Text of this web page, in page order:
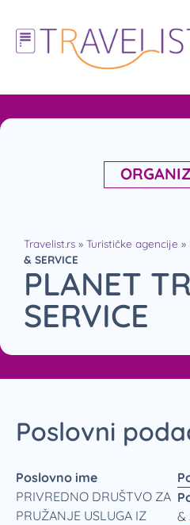
Travelist.rs » Turističke agencije »
& SERVICE
PLANET
SERVICE
Poslovni
Poslovno ime
PRIVREDNO DRUŠTVO ZA
PRUŽANJE USLUGA IZ
&